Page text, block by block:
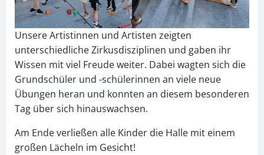
Unsere Artistinnen und Artisten zeigten
unterschiedliche Zirkusdisziplinen und gaben ihr
Wissen mit viel Freude weiter. Dabei wagten sich die
Grundschüler und -schülerinnen an viele neue
Übungen heran und konnten an diesem besonderen
Tag über sich hinauswachsen.
Am Ende verließen alle Kinder die Halle mit einem
großen Lächeln im Gesicht!